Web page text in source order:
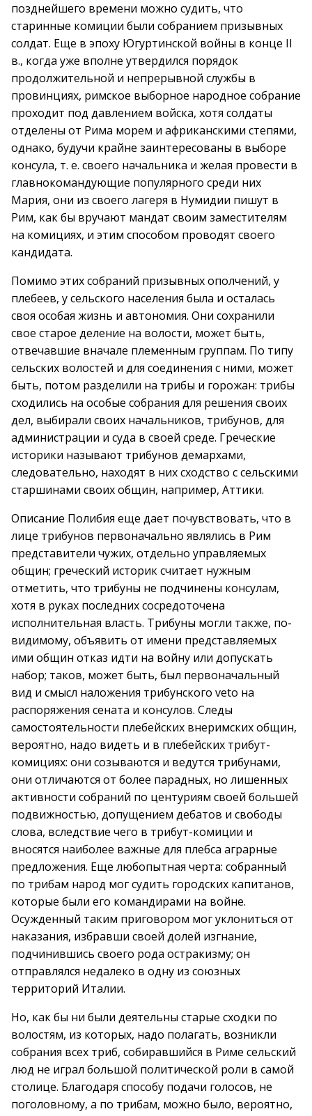
позднейшего времени можно судить, что
старинные комиции были собранием призывных
солдат. Еще в эпоху Югуртинской войны в конце II
в., когда уже вполне утвердился порядок
продолжительной и непрерывной службы в
провинциях, римское выборное народное собрание
проходит под давлением войска, хотя солдаты
отделены от Рима морем и африканскими степями,
однако, будучи крайне заинтересованы в выборе
консула, т. е. своего начальника и желая провести в
главнокомандующие популярного среди них
Мария, они из своего лагеря в Нумидии пишут в
Рим, как бы вручают мандат своим заместителям
на комициях, и этим способом проводят своего
кандидата.
Помимо этих собраний призывных ополчений, у
плебеев, у сельского населения была и осталась
своя особая жизнь и автономия. Они сохранили
свое старое деление на волости, может быть,
отвечавшие вначале племенным группам. По типу
сельских волостей и для соединения с ними, может
быть, потом разделили на трибы и горожан: трибы
сходились на особые собрания для решения своих
дел, выбирали своих начальников, трибунов, для
администрации и суда в своей среде. Греческие
историки называют трибунов демархами,
следовательно, находят в них сходство с сельскими
старшинами своих общин, например, Аттики.
Описание Полибия еще дает почувствовать, что в
лице трибунов первоначально являлись в Рим
представители чужих, отдельно управляемых
общин; греческий историк считает нужным
отметить, что трибуны не подчинены консулам,
хотя в руках последних сосредоточена
исполнительная власть. Трибуны могли также, по-
видимому, объявить от имени представляемых
ими общин отказ идти на войну или допускать
набор; таков, может быть, был первоначальный
вид и смысл наложения трибунского veto на
распоряжения сената и консулов. Следы
самостоятельности плебейских внеримских общин,
вероятно, надо видеть и в плебейских трибут-
комициях: они созываются и ведутся трибунами,
они отличаются от более парадных, но лишенных
активности собраний по центуриям своей большей
подвижностью, допущением дебатов и свободы
слова, вследствие чего в трибут-комиции и
вносятся наиболее важные для плебса аграрные
предложения. Еще любопытная черта: собранный
по трибам народ мог судить городских капитанов,
которые были его командирами на войне.
Осужденный таким приговором мог уклониться от
наказания, избравши своей долей изгнание,
подчинившись своего рода остракизму; он
отправлялся недалеко в одну из союзных
территорий Италии.
Но, как бы ни были деятельны старые сходки по
волостям, из которых, надо полагать, возникли
собрания всех триб, собиравшийся в Риме сельский
люд не играл большой политической роли в самой
столице. Благодаря способу подачи голосов, не
поголовному, а по трибам, можно было, вероятно,